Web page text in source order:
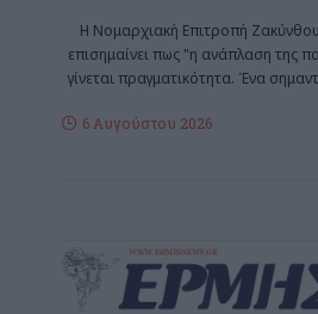
Η Νομαρχιακή Επιτροπή
επισημαίνει πως "η ανάπλαση της
γίνεται πραγματικότητα. Ένα
6 Αυγούστου 2026